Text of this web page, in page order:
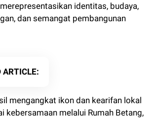
identitas, budaya,
dan semangat pembangunan
ARTICLE
mengangkat ikon dan kearifan lokal
kebersamaan melalui Rumah Betang,